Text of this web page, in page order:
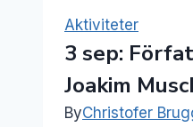
+
Aktiviteter
3 sep:
Joakim
ByChristofer